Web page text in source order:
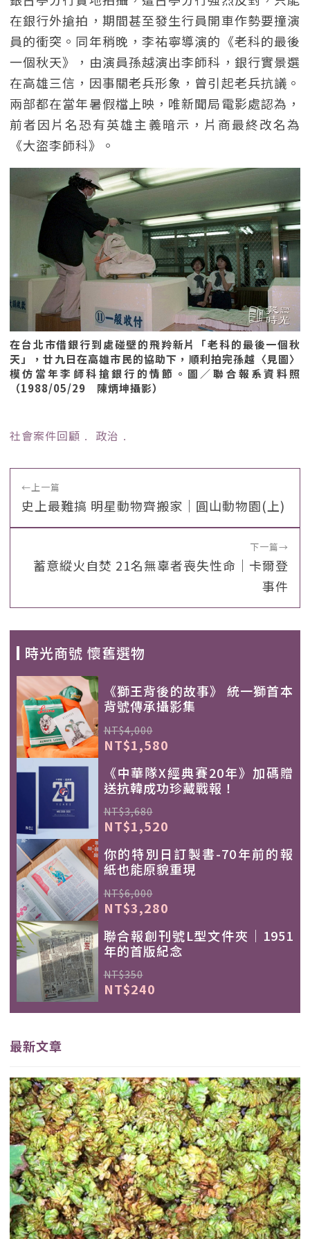
在銀行外搶拍，期間甚至發生行員開車作勢要撞演
員的衝突。同年稍晚，李祐寧導演的《老科的最後
一個秋天》，由演員孫越演出李師科，銀行實景選
在高雄三信，因事關老兵形象，曾引起老兵抗議。
兩部都在當年暑假檔上映，唯新聞局電影處認為，
前者因片名恐有英雄主義暗示，片商最終改名為
《大盜李師科》。
在台北市借銀行到處碰壁的飛羚新片「老科的最後一個秋
天」，廿九日在高雄市民的協助下，順利拍完孫越〈見圖〉
模仿當年李師科搶銀行的情節。圖／聯合報系資料照
（1988/05/29 陳炳坤攝影）
社會案件回顧 ﹒ 政治 ﹒
←上一篇
史上最難搞 明星動物齊搬家｜圓山動物園(上)
下一篇→
蓄意縱火自焚 21名無辜者喪失性命｜卡爾登
事件
時光商號 懷舊選物
《獅王背後的故事》 統一獅首本
背號傳承攝影集
NT$4,000
NT$1,580
《中華隊X經典賽20年》加碼贈
送抗韓成功珍藏戰報！
NT$3,680
NT$1,520
你的特別日訂製書-70年前的報
紙也能原貌重現
NT$6,000
NT$3,280
聯合報創刊號L型文件夾｜1951
年的首版紀念
NT$350
NT$240
最新文章